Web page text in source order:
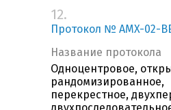
12.
Протокол № AMX-02-
Название протокола
Одноцентровое,
рандомизированное,
перекрестное,